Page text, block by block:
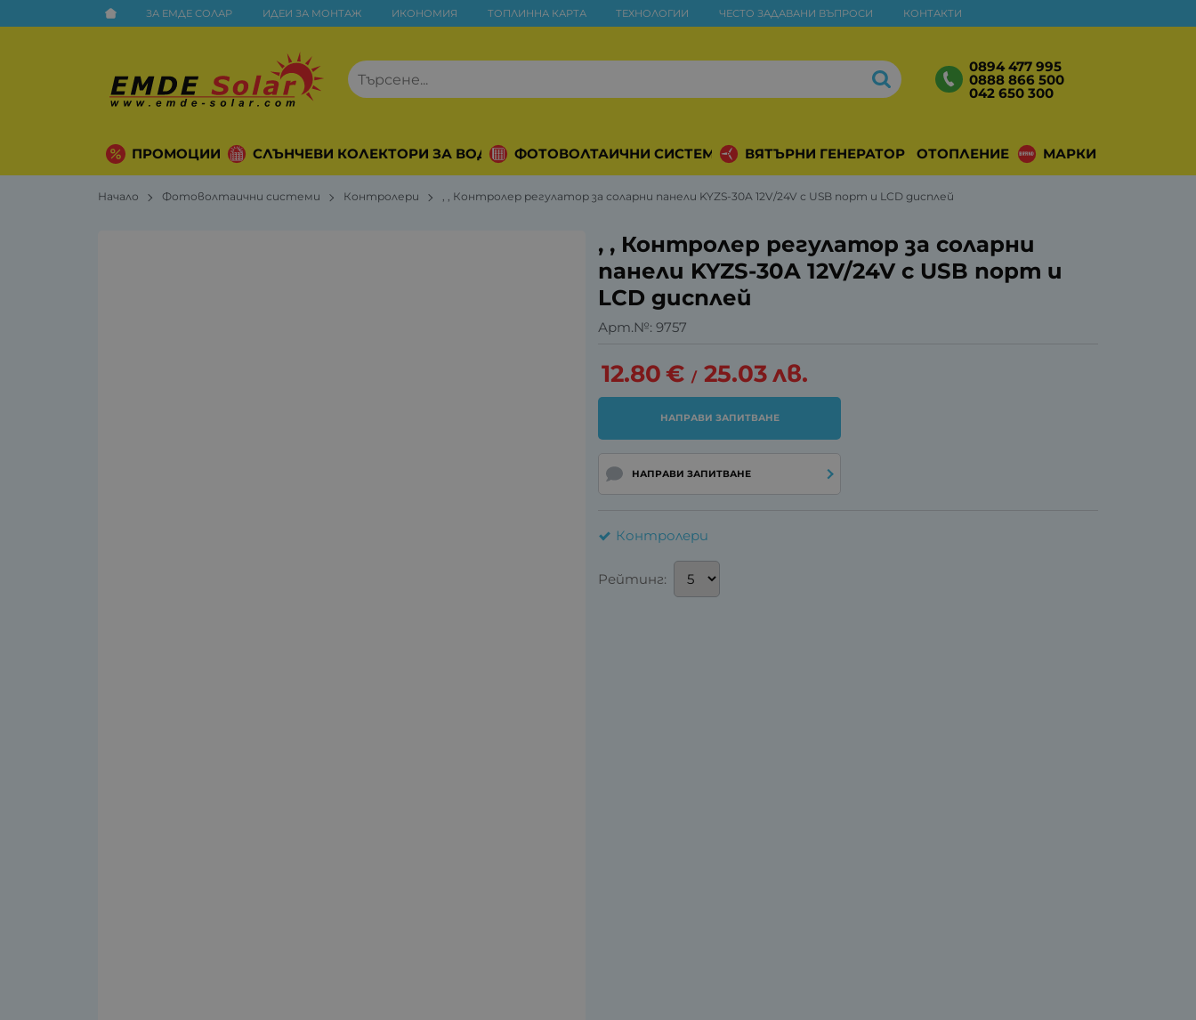
ЗА ЕМДЕ СОЛАР ИДЕИ ЗА МОНТАЖ ИКОНОМИЯ ТОПЛИННА КАРТА ТЕХНОЛОГИИ ЧЕСТО ЗАДАВАНИ ВЪПРОСИ КОНТАКТИ
0894 477 995
0888 866 500
042 650 300
ПРОМОЦИИ СЛЪНЧЕВИ КОЛЕКТОРИ ЗА ВОДА ФОТОВОЛТАИЧНИ СИСТЕМИ ВЯТЪРНИ ГЕНЕРАТОРИ ОТОПЛЕНИЕ МАРКИ
Начало Фотоволтаични системи Контролери , , Контролер регулатор за соларни панели KYZS-30A 12V/24V с USB порт и LCD дисплей
, , Контролер регулатор за соларни
панели KYZS-30A 12V/24V с USB порт и
LCD дисплей
Арт.№: 9757
12.80€ / 25.03лв.
НАПРАВИ ЗАПИТВАНЕ
НАПРАВИ ЗАПИТВАНЕ
Контролери
Рейтинг: